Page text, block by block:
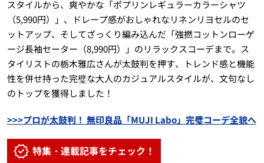
スタイルから、爽やかな「ポプリンレギュラーカラーシャツ
（5,990円）」、ドレープ感がおしゃれなリネンリヨセルのセ
ットアップ、そしてざっくり編み込んだ「強撚コットンローゲ
ージ長袖セーター（8,990円）」のリラックスコーデまで。ス
タイリストの栃木雅広さんが太鼓判を押す、トレンド感と機能
性を併せ持った完璧な大人のカジュアルスタイルが、文句なし
のトップを獲得しました！
>>>プロが太鼓判！ 無印良品「MUJI Labo」完璧コーデ全貌へ
特集・連載記事をチェック！